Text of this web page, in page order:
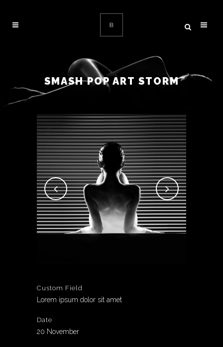
SMASH POP ART STORM
Custom Field
Lorem ipsum dolor sit amet
Date
20 November